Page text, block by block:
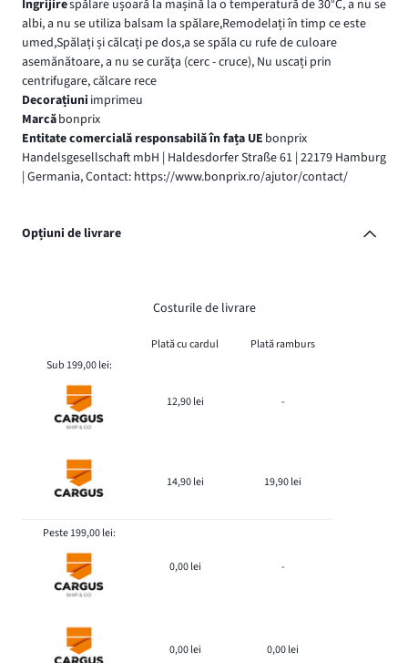
Îngrijirespălare ușoară la mașină la o temperatură de 30°C, a nu se
albi, a nu se utiliza balsam la spălare,Remodelați în timp ce este
umed,Spălați și călcați pe dos,a se spăla cu rufe de culoare
asemănătoare, a nu se curăţa (cerc - cruce), Nu uscați prin
centrifugare, călcare rece
Decorațiuni imprimeu
Marcăbonprix
Entitate comercială responsabilă în fața UE bonprix
Handelsgesellschaft mbH | Haldesdorfer Straße 61 | 22179 Hamburg
| Germania, Contact: https://www.bonprix.ro/ajutor/contact/
Opțiuni de livrare
Costurile de livrare
Plată cu cardul
Plată ramburs
Sub 199,00 lei:
12,90 lei -
14,90 lei 19,90 lei
Peste 199,00 lei:
0,00 lei -
0,00 lei 0,00 lei